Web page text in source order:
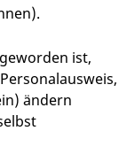
ist,
ändern